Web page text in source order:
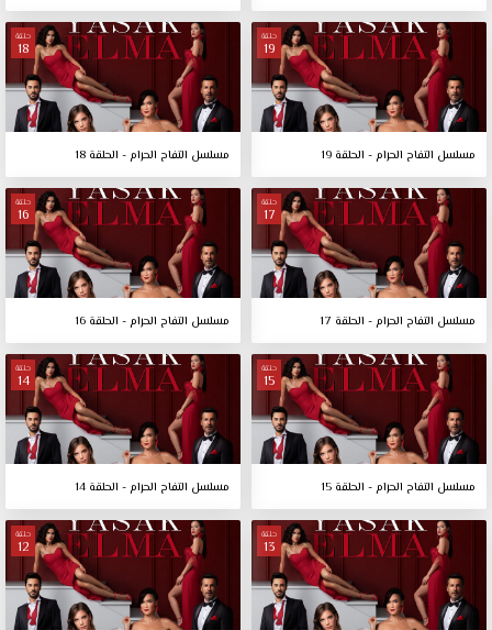
حلقة
19
مسلسل التفاح الحرام - الحلقة 19
حلقة
18
مسلسل التفاح الحرام - الحلقة 18
حلقة
17
مسلسل التفاح الحرام - الحلقة 17
حلقة
16
مسلسل التفاح الحرام - الحلقة 16
حلقة
15
مسلسل التفاح الحرام - الحلقة 15
حلقة
14
مسلسل التفاح الحرام - الحلقة 14
حلقة
13
حلقة
12